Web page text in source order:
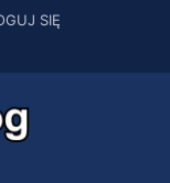
SIĘ